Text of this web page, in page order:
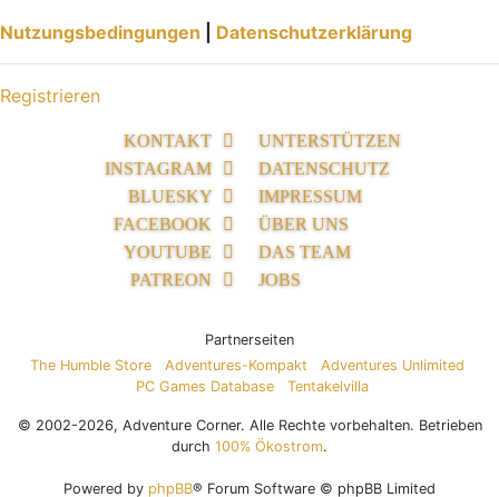
Nutzungsbedingungen
Datenschutzerklärung
Registrieren
KONTAKT
INSTAGRAM
BLUESKY
FACEBOOK
YOUTUBE
PATREON
UNTERSTÜTZEN
DATENSCHUTZ
IMPRESSUM
ÜBER UNS
DAS TEAM
JOBS
Partnerseiten
The Humble Store
Adventures-Kompakt
Adventures Unlimited
PC Games Database
Tentakelvilla
© 2002-2026, Adventure Corner. Alle Rechte vorbehalten. Betrieben
durch 100% Ökostrom.
Powered by phpBB® Forum Software © phpBB Limited